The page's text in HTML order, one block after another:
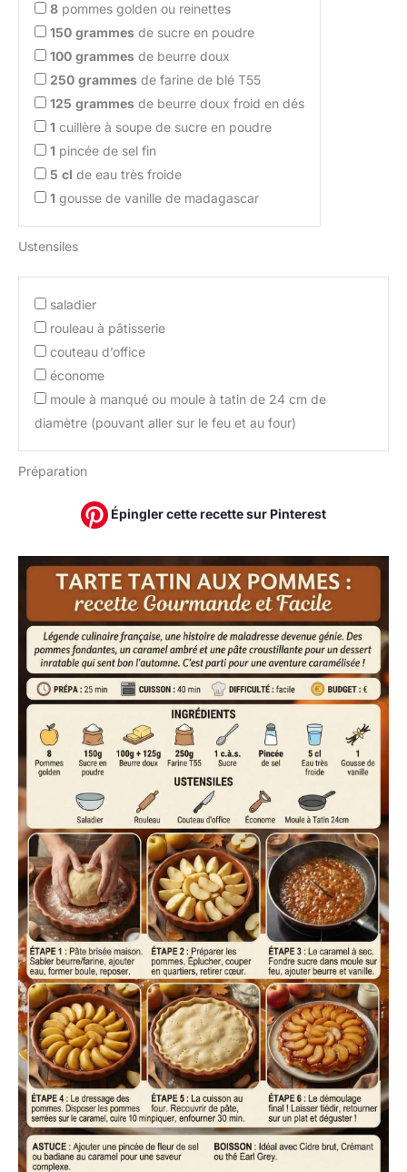
8 pommes golden ou reinettes
150 grammes de sucre en poudre
100 grammes de beurre doux
250 grammes de farine de blé T55
125 grammes de beurre doux froid en dés
1 cuillère à soupe de sucre en poudre
1 pincée de sel fin
5 cl de eau très froide
1 gousse de vanille de madagascar
Ustensiles
saladier
rouleau à pâtisserie
couteau d’office
économe
moule à manqué ou moule à tatin de 24 cm de
diamètre (pouvant aller sur le feu et au four)
Préparation
Épingler cette recette sur Pinterest